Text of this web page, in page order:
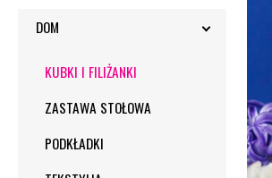
DOM
KUBKI I FILIŻANKI
ZASTAWA STOŁOWA
PODKŁADKI